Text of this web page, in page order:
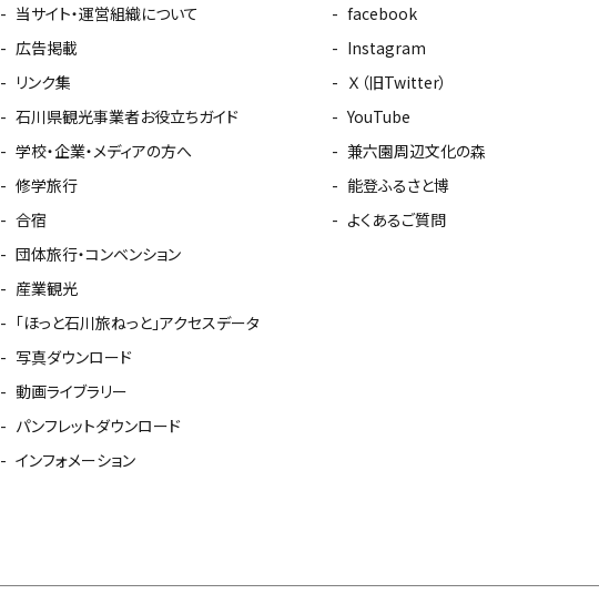
当サイト・運営組織について
広告掲載
リンク集
石川県観光事業者お役立ちガイド
学校・企業・メディアの方へ
修学旅行
合宿
団体旅行・コンベンション
産業観光
「ほっと石川旅ねっと」アクセスデータ
写真ダウンロード
動画ライブラリー
パンフレットダウンロード
インフォメーション
facebook
Instagram
Ｘ（旧Twitter）
YouTube
兼六園周辺文化の森
能登ふるさと博
よくあるご質問